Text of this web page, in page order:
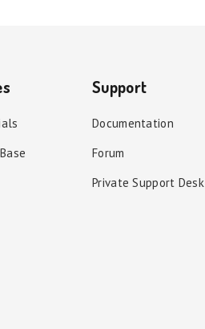
Support
Documentation
Forum
Private Support Desk